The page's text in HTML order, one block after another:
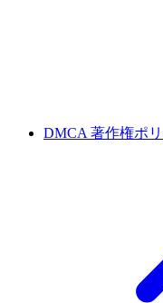
DMCA 著作権ポ